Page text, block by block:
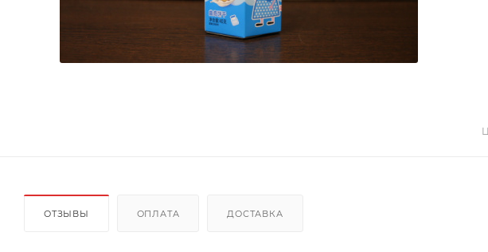
ОТЗЫВЫ ОПЛАТА ДОСТАВКА